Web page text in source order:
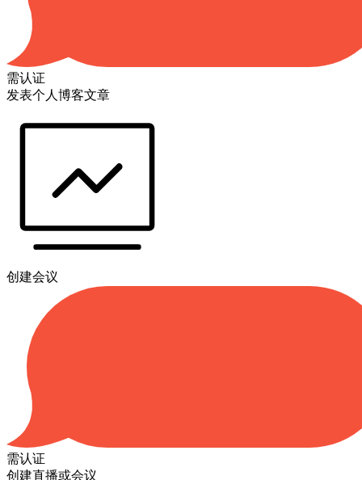
需认证
发表个人博客文章
创建会议
需认证
创建直播或会议